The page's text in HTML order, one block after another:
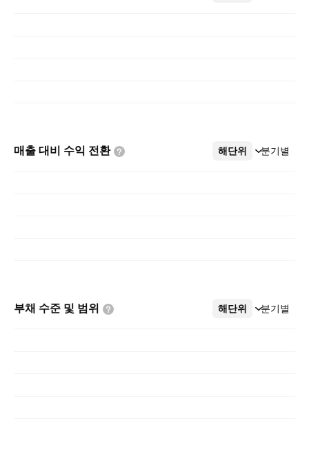
매출 대비 수익 전환 해단위 분기별
더보기
부채 수준 및 범위 해단위 분기별
더보기